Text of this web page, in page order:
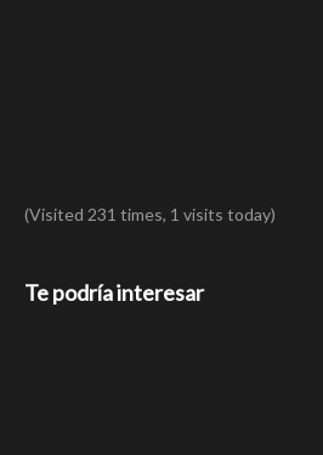
(Visited 231 times, 1 visits today)
Te podría interesar